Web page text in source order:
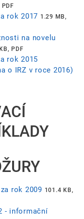
rok 2017 1.29 MB,
na novelu
PDF
rok 2015
o IRZ v roce 2016)
rok 2009 101.4 KB,
- informační